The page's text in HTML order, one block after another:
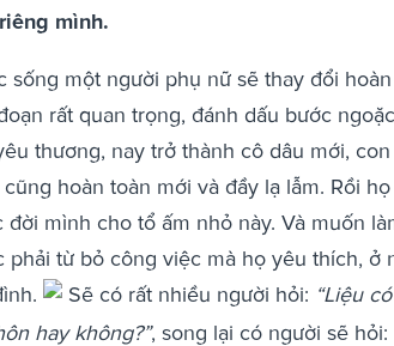
mình.
sống một người phụ nữ sẽ thay đổi
rất quan trọng, đánh dấu bước
thương, nay trở thành cô dâu mới,
cũng hoàn toàn mới và đầy lạ lẫm. Rồi
đời mình cho tổ ấm nhỏ này. Và muốn
phải từ bỏ công việc mà họ yêu thích, ở
Sẽ có rất nhiều người hỏi: “Liệu
hay không?”, song lại có người sẽ hỏi: